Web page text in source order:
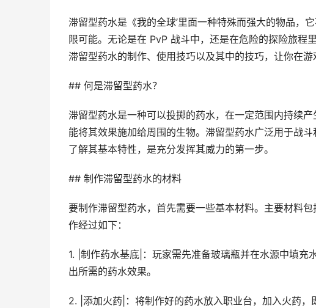
滞留型药水是《我的全球’里面一种特殊而强大的物品，
限可能。无论是在 PvP 战斗中，还是在危险的探险旅程
滞留型药水的制作、使用技巧以及其中的技巧，让你在游
## 何是滞留型药水？
滞留型药水是一种可以投掷的药水，在一定范围内持续
能将其效果施加给周围的生物。滞留型药水广泛用于战
了解其基本特性，是充分发挥其威力的第一步。
## 制作滞留型药水的材料
要制作滞留型药水，首先需要一些基本材料。主要材料
作经过如下：
1. |制作药水基底|：玩家需先准备玻璃瓶并在水源中填
出所需的药水效果。
2. |添加火药|：将制作好的药水放入职业台，加入火药